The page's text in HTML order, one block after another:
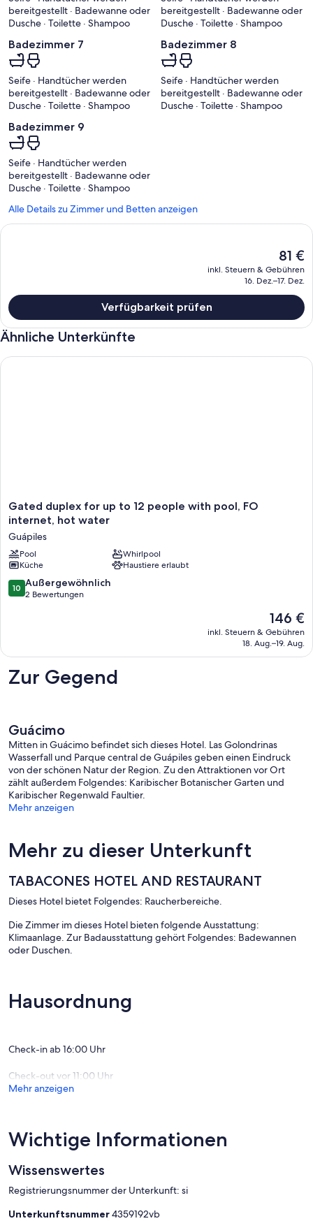
bereitgestellt · Badewanne oder
Dusche · Toilette · Shampoo
bereitgestellt · Badewanne oder
Dusche · Toilette · Shampoo
Badezimmer 7
Seife · Handtücher werden
bereitgestellt · Badewanne oder
Dusche · Toilette · Shampoo
Badezimmer 8
Seife · Handtücher werden
bereitgestellt · Badewanne oder
Dusche · Toilette · Shampoo
Badezimmer 9
Seife · Handtücher werden
bereitgestellt · Badewanne oder
Dusche · Toilette · Shampoo
Alle Details zu Zimmer und Betten anzeigen
Der
aktuelle
Preis
81 €
inkl. Steuern & Gebühren
16. Dez.–17. Dez.
Verfügbarkeit prüfen
Ähnliche Unterkünfte
Gated
duplex
up
to
12
people
with
water
Guápiles
Gated duplex for up to 12 people with pool, FO
internet, hot water
Guápiles
Pool
Whirlpool
Küche
Haustiere erlaubt
10.0
von
10 Außergewöhnlich
2 Bewertungen
Der
Preis
beträgt
146 €
inkl. Steuern & Gebühren
18. Aug.–19. Aug.
Gated duplex for up to 12 people with pool, FO internet, hot
Zur Gegend
Guácimo
Mitten in Guácimo befindet sich dieses Hotel. Las Golondrinas
Wasserfall und Parque central de Guápiles geben einen Eindruck
von der schönen Natur der Region. Zu den Attraktionen vor Ort
zählt außerdem Folgendes: Karibischer Botanischer Garten und
Karibischer Regenwald Faultier.
Mehr anzeigen
Mehr zu dieser Unterkunft
TABACONES HOTEL AND RESTAURANT
Dieses Hotel bietet Folgendes: Raucherbereiche.
Die Zimmer im dieses Hotel bieten folgende Ausstattung:
Klimaanlage. Zur Badausstattung gehört Folgendes: Badewannen
oder Duschen.
Hausordnung
Check-in ab 16:00 Uhr
Check-out vor 11:00 Uhr
Mehr anzeigen
Wichtige Informationen
Wissenswertes
Registrierungsnummer der Unterkunft: si
Unterkunftsnummer4359192vb